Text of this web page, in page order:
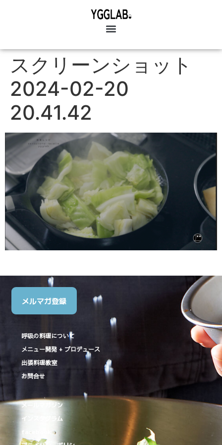
スクリーンショット
2024-02-20
20.41.42
メルマガ登録
呼吸の料理について
メニュー開発 + プロデュース
出張料理教室
お問合せ
メールマガジン
インスタグラム
facebook